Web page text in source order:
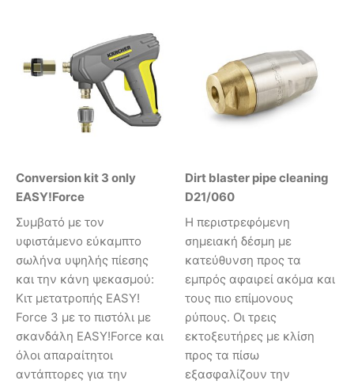
Conversion kit 3 only
EASY!Force
Συμβατό με τον
υφιστάμενο εύκαμπτο
σωλήνα υψηλής πίεσης
και την κάνη ψεκασμού:
Κιτ μετατροπής EASY!
Force 3 με το πιστόλι με
σκανδάλη EASY!Force και
όλοι απαραίτητοι
αντάπτορες για την
Dirt blaster pipe cleaning
D21/060
Η περιστρεφόμενη
σημειακή δέσμη με
κατεύθυνση προς τα
εμπρός αφαιρεί ακόμα και
τους πιο επίμονους
ρύπους. Οι τρεις
εκτοξευτήρες με κλίση
προς τα πίσω
εξασφαλίζουν την